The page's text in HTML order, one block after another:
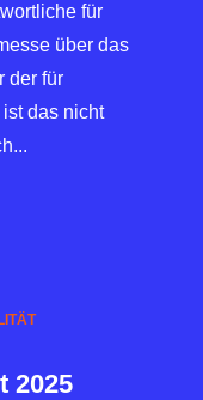
für
über das
der für
das nicht
2025